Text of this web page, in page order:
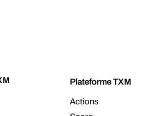
Plateforme TXM
Actions